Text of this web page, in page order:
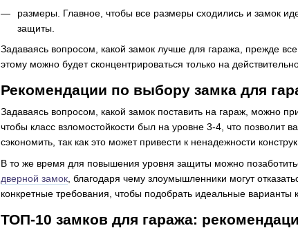
размеры. Главное, чтобы все размеры сходились и замок
защиты.
Задаваясь вопросом, какой замок лучше для гаража, прежде
этому можно будет сконцентрироваться только на
Рекомендации по выбору замка для
Задаваясь вопросом, какой замок поставить на гараж, можно
чтобы класс взломостойкости был на уровне 3-4, что
сэкономить, так как это может привести к ненадежности
В то же время для повышения уровня защиты можно
дверной замок , благодаря чему злоумышленники могут
конкретные требования, чтобы подобрать идеальные варианты
ТОП-10 замков для гаража: